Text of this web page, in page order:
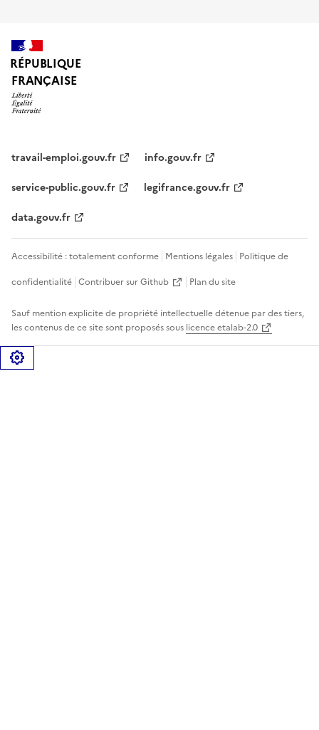
RÉPUBLIQUE
FRANÇAISE
travail-emploi.gouv.fr
info.gouv.fr
service-public.gouv.fr
legifrance.gouv.fr
data.gouv.fr
Accessibilité : totalement conforme Mentions légales Politique de
confidentialité Contribuer sur Github Plan du site
Sauf mention explicite de propriété intellectuelle détenue par des tiers,
les contenus de ce site sont proposés sous licence etalab-2.0
Gérer les cookies